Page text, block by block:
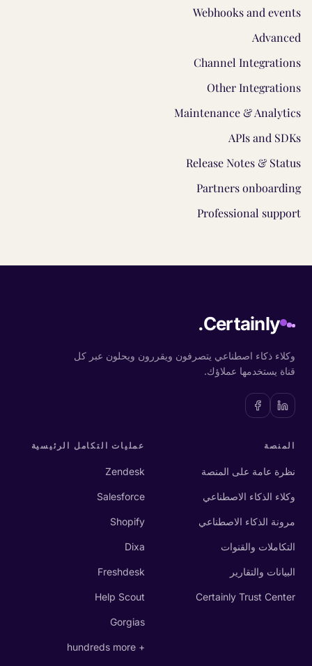
Webhooks and events
Advanced
Channel Integrations
Other Integrations
Maintenance & Analytics
APIs and SDKs
Release Notes & Status
Partners onboarding
Professional support
Certainly.
وكلاء ذكاء اصطناعي يتصرفون ويقررون ويحلون عبر كل
قناة يستخدمها عملاؤك.
المنصة
نظرة عامة على المنصة
وكلاء الذكاء الاصطناعي
مرونة الذكاء الاصطناعي
التكاملات والقنوات
البيانات والتقارير
Certainly Trust Center
عمليات التكامل الرئيسية
Zendesk
Salesforce
Shopify
Dixa
Freshdesk
Help Scout
Gorgias
+ hundreds more